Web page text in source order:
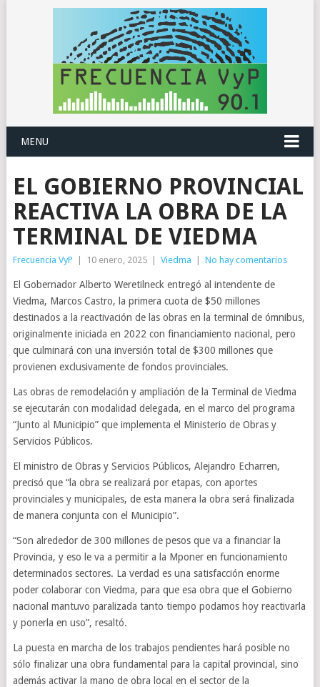
MENU
EL GOBIERNO PROVINCIAL
REACTIVA LA OBRA DE LA
TERMINAL DE VIEDMA
Frecuencia VyP 10 enero, 2025 Viedma No hay comentarios
El Gobernador Alberto Weretilneck entregó al intendente de
Viedma, Marcos Castro, la primera cuota de $50 millones
destinados a la reactivación de las obras en la terminal de ómnibus,
originalmente iniciada en 2022 con financiamiento nacional, pero
que culminará con una inversión total de $300 millones que
provienen exclusivamente de fondos provinciales.
Las obras de remodelación y ampliación de la Terminal de Viedma
se ejecutarán con modalidad delegada, en el marco del programa
“Junto al Municipio” que implementa el Ministerio de Obras y
Servicios Públicos.
El ministro de Obras y Servicios Públicos, Alejandro Echarren,
precisó que “la obra se realizará por etapas, con aportes
provinciales y municipales, de esta manera la obra será finalizada
de manera conjunta con el Municipio”.
“Son alrededor de 300 millones de pesos que va a financiar la
Provincia, y eso le va a permitir a la Mponer en funcionamiento
determinados sectores. La verdad es una satisfacción enorme
poder colaborar con Viedma, para que esa obra que el Gobierno
nacional mantuvo paralizada tanto tiempo podamos hoy reactivarla
y ponerla en uso”, resaltó.
La puesta en marcha de los trabajos pendientes hará posible no
sólo finalizar una obra fundamental para la capital provincial, sino
además activar la mano de obra local en el sector de la